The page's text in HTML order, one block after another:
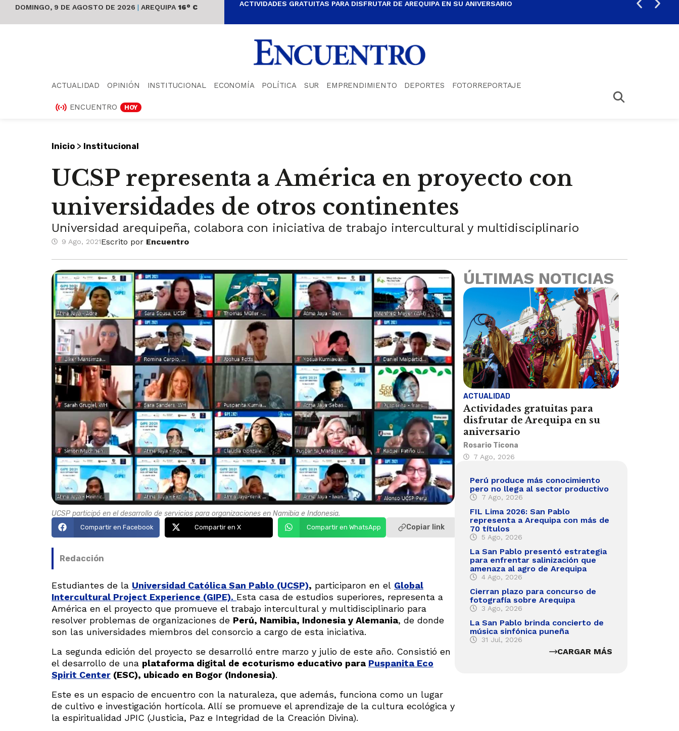
DOMINGO, 9 DE AGOSTO DE 2026 | AREQUIPA 16° C ACTIVIDADES GRATUITAS PARA DISFRUTAR DE AREQUIPA EN SU ANIVERSARIO
ACTUALIDAD OPINIÓN INSTITUCIONAL ECONOMÍA POLÍTICA SUR EMPRENDIMIENTO DEPORTES FOTORREPORTAJE
ENCUENTRO HOY
Inicio > Institucional
UCSP representa a América en proyecto con
universidades de otros continentes
Universidad arequipeña, colabora con iniciativa de trabajo intercultural y multidisciplinario
9 Ago, 2021Escrito por Encuentro
UCSP participó en el desarrollo de servicios para organizaciones en Namibia e Indonesia.
Compartir en Facebook Compartir en X Compartir en WhatsApp Copiar link
Redacción
Estudiantes de la Universidad Católica San Pablo (UCSP), participaron en el Global
Intercultural Project Experience (GIPE). Esta casa de estudios superiores, representa a
América en el proyecto que promueve el trabajo intercultural y multidisciplinario para
resolver problemas de organizaciones de Perú, Namibia, Indonesia y Alemania, de donde
son las universidades miembros del consorcio a cargo de esta iniciativa.
La segunda edición del proyecto se desarrolló entre marzo y julio de este año. Consistió en
el desarrollo de una plataforma digital de ecoturismo educativo para Puspanita Eco
Spirit Center (ESC), ubicado en Bogor (Indonesia).
Este es un espacio de encuentro con la naturaleza, que además, funciona como un lugar
de cultivo e investigación hortícola. Allí se promueve el aprendizaje de la cultura ecológica y
la espiritualidad JPIC (Justicia, Paz e Integridad de la Creación Divina).
ÚLTIMAS NOTICIAS
ACTUALIDAD
Actividades gratuitas para
disfrutar de Arequipa en su
aniversario
Rosario Ticona
7 Ago, 2026
Perú produce más conocimiento
pero no llega al sector productivo
7 Ago, 2026
FIL Lima 2026: San Pablo
representa a Arequipa con más de
70 títulos
5 Ago, 2026
La San Pablo presentó estrategia
para enfrentar salinización que
amenaza al agro de Arequipa
4 Ago, 2026
Cierran plazo para concurso de
fotografía sobre Arequipa
3 Ago, 2026
La San Pablo brinda concierto de
música sinfónica puneña
31 Jul, 2026
CARGAR MÁS